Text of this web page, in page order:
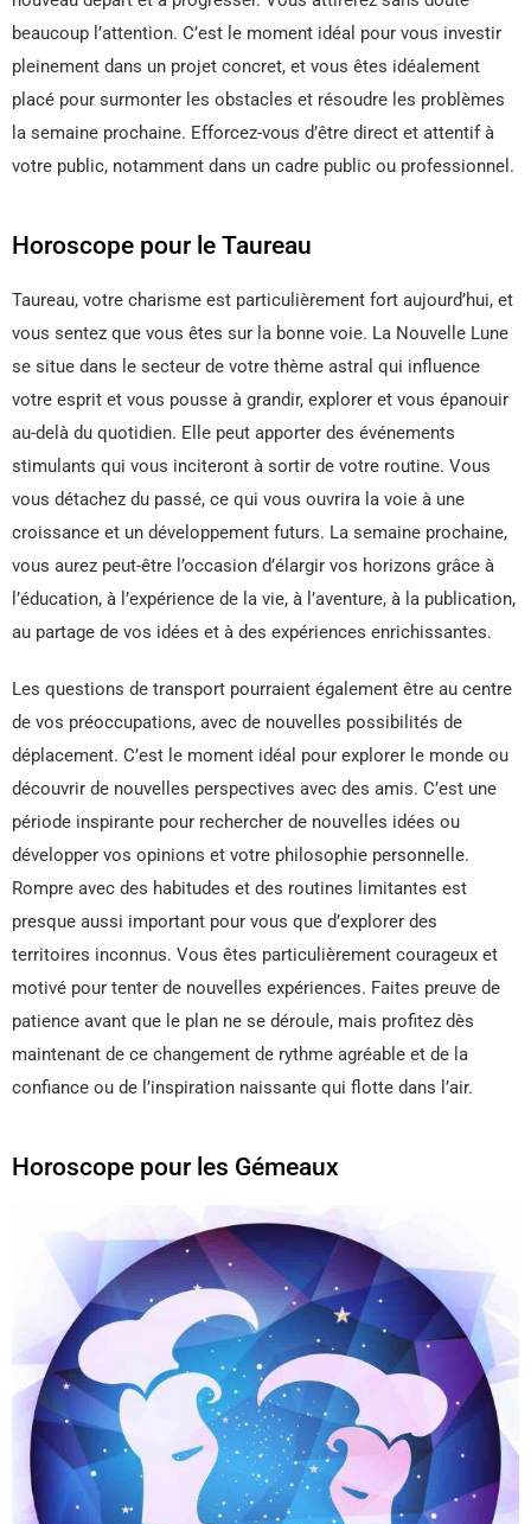
beaucoup l’attention. C’est le moment idéal pour vous investir
pleinement dans un projet concret, et vous êtes idéalement
placé pour surmonter les obstacles et résoudre les problèmes
la semaine prochaine. Efforcez-vous d’être direct et attentif à
votre public, notamment dans un cadre public ou professionnel.
Horoscope pour le Taureau
Taureau, votre charisme est particulièrement fort aujourd’hui, et
vous sentez que vous êtes sur la bonne voie. La Nouvelle Lune
se situe dans le secteur de votre thème astral qui influence
votre esprit et vous pousse à grandir, explorer et vous épanouir
au-delà du quotidien. Elle peut apporter des événements
stimulants qui vous inciteront à sortir de votre routine. Vous
vous détachez du passé, ce qui vous ouvrira la voie à une
croissance et un développement futurs. La semaine prochaine,
vous aurez peut-être l’occasion d’élargir vos horizons grâce à
l’éducation, à l’expérience de la vie, à l’aventure, à la publication,
au partage de vos idées et à des expériences enrichissantes.
Les questions de transport pourraient également être au centre
de vos préoccupations, avec de nouvelles possibilités de
déplacement. C’est le moment idéal pour explorer le monde ou
découvrir de nouvelles perspectives avec des amis. C’est une
période inspirante pour rechercher de nouvelles idées ou
développer vos opinions et votre philosophie personnelle.
Rompre avec des habitudes et des routines limitantes est
presque aussi important pour vous que d’explorer des
territoires inconnus. Vous êtes particulièrement courageux et
motivé pour tenter de nouvelles expériences. Faites preuve de
patience avant que le plan ne se déroule, mais profitez dès
maintenant de ce changement de rythme agréable et de la
confiance ou de l’inspiration naissante qui flotte dans l’air.
Horoscope pour les Gémeaux